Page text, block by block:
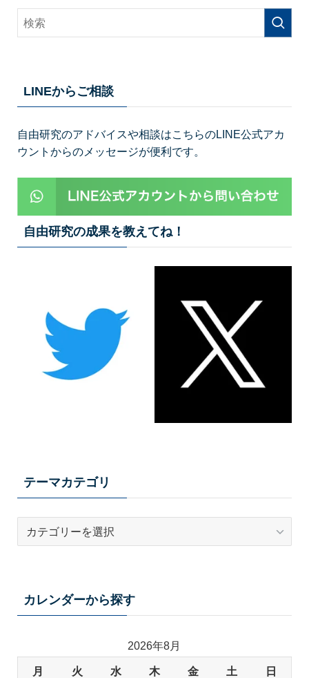
LINEからご相談
自由研究のアドバイスや相談はこちらのLINE公式アカ
ウントからのメッセージが便利です。
自由研究の成果を教えてね！
テーマカテゴリ
カレンダーから探す
2026年8月
月 火 水 木 金 土 日